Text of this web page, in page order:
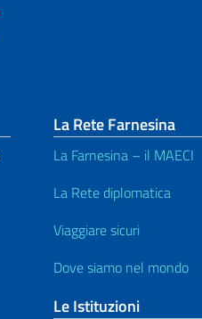
La Rete Farnesina
La Farnesina – il MAECI
La Rete diplomatica
Viaggiare sicuri
Dove siamo nel mondo
Le Istituzioni